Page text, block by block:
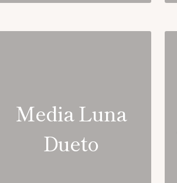
Media Luna
Dueto